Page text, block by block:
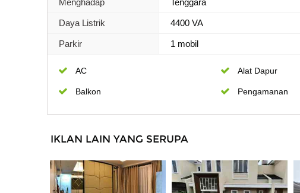
Daya Listrik 4400 VA
Parkir 1 mobil
AC Alat Dapur
Balkon Pengamanan
IKLAN LAIN YANG SERUPA